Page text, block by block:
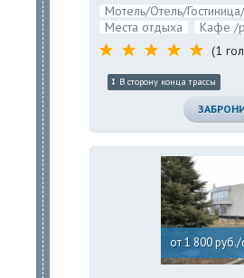
Мотель/Отель/
Места отдыха
Кафе /
(1
В сторону конца трассы
от 1 800 руб./